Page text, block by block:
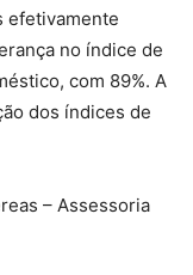
efetivamente
no índice de
com 89%. A
dos índices de
– Assessoria